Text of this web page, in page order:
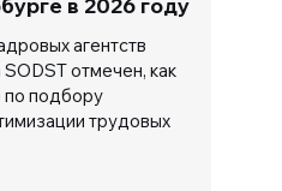
агентств
отмечен, как
подбору
трудовых